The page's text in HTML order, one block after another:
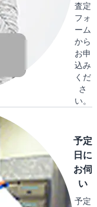
査定
フォ
ーム
から
お申
込み
くだ
さ
い。
予定
日に
お伺
い
予定